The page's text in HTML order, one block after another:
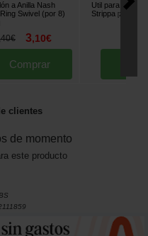
a Anilla Nash
Swivel (por 8)
40€ 3,10€
Comprar
Util para
Strippa
[230495
clientes
de momento
este producto